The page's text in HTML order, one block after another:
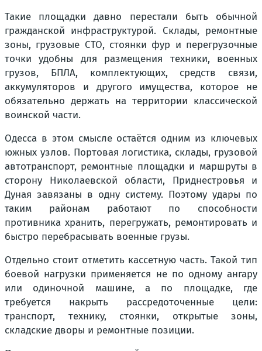
Такие площадки давно перестали быть обычной
гражданской инфраструктурой. Склады, ремонтные
зоны, грузовые СТО, стоянки фур и перегрузочные
точки удобны для размещения техники, военных
грузов, БПЛА, комплектующих, средств связи,
аккумуляторов и другого имущества, которое не
обязательно держать на территории классической
воинской части.
Одесса в этом смысле остаётся одним из ключевых
южных узлов. Портовая логистика, склады, грузовой
автотранспорт, ремонтные площадки и маршруты в
сторону Николаевской области, Приднестровья и
Дуная завязаны в одну систему. Поэтому удары по
таким районам работают по способности
противника хранить, перегружать, ремонтировать и
быстро перебрасывать военные грузы.
Отдельно стоит отметить кассетную часть. Такой тип
боевой нагрузки применяется не по одному ангару
или одиночной машине, а по площадке, где
требуется накрыть рассредоточенные цели:
транспорт, технику, стоянки, открытые зоны,
складские дворы и ремонтные позиции.